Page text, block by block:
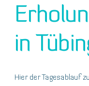
in
Hier der Tagesablauf